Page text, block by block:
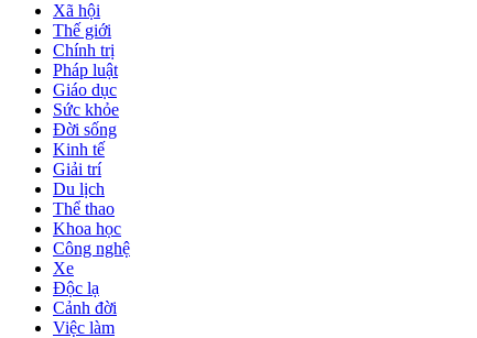
Xã hội
Thế giới
Chính trị
Pháp luật
Giáo dục
Sức khỏe
Đời sống
Kinh tế
Giải trí
Du lịch
Thể thao
Khoa học
Công nghệ
Xe
Độc lạ
Cảnh đời
Việc làm